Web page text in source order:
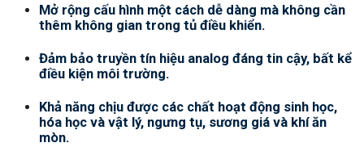
Mở rộng cấu hình một cách dễ dàng mà không cần
thêm không gian trong tủ điều khiển.
Đảm bảo truyền tín hiệu analog đáng tin cậy, bất kể
điều kiện môi trường.
Khả năng chịu được các chất hoạt động sinh học,
hóa học và vật lý, ngưng tụ, sương giá và khí ăn
mòn.